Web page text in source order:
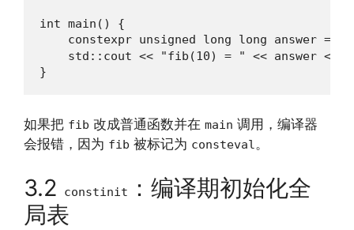
int main() {
constexpr unsigned long long answer =
std::cout << "fib(10) = " << answer <<
}
如果把 fib 改成普通函数并在 main 调用，编译器
会报错，因为 fib 被标记为 consteval。
3.2 constinit
：编译期初始化全
局表